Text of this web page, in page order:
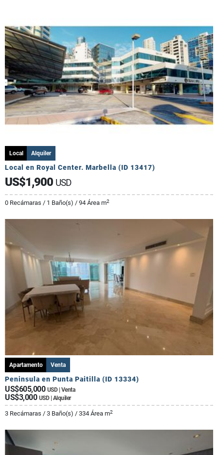
Local Alquiler
Local en Royal Center. Marbella (ID 13417)
US$1,900 USD
0 Recámaras / 1 Baño(s) / 94 Área m2
Apartamento Venta
Peninsula en Punta Paitilla (ID 13334)
US$605,000 USD | Venta
US$3,000 USD | Alquiler
3 Recámaras / 3 Baño(s) / 334 Área m2